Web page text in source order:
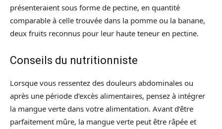
présenteraient sous forme de pectine, en quantité
comparable à celle trouvée dans la pomme ou la banane,
deux fruits reconnus pour leur haute teneur en pectine.
Conseils du nutritionniste
Lorsque vous ressentez des douleurs abdominales ou
après une période d’excès alimentaires, pensez à intégrer
la mangue verte dans votre alimentation. Avant d’être
parfaitement mûre, la mangue verte peut être râpée et